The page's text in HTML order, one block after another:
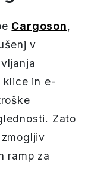
Cargoson,
v
klice in e-
Zato
ramp za